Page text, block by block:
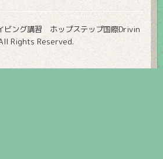
ビング講習 ホップステップ国際Drivin
Rights Reserved.